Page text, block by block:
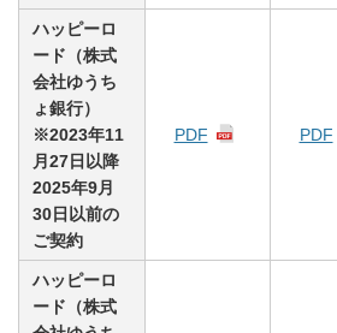
ハッピーロ
ード（株式
会社ゆうち
ょ銀行）
※2023年11
月27日以降
2025年9月
30日以前の
ご契約
PDF PDF
ハッピーロ
ード（株式